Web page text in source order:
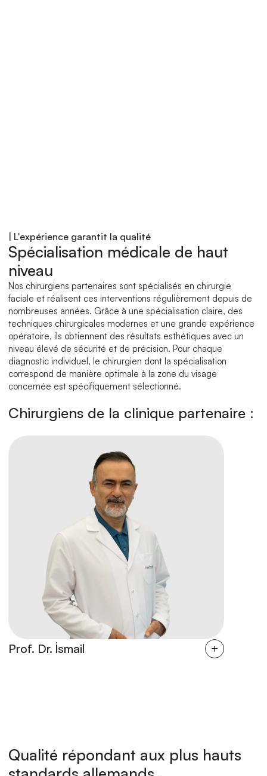
Lifting du visage par des
chirurgiens spécialisés
| L'expérience garantit la qualité
Spécialisation médicale de haut
niveau
Nos chirurgiens partenaires sont spécialisés en chirurgie
faciale et réalisent ces interventions régulièrement depuis de
nombreuses années. Grâce à une spécialisation claire, des
techniques chirurgicales modernes et une grande expérience
opératoire, ils obtiennent des résultats esthétiques avec un
niveau élevé de sécurité et de précision. Pour chaque
diagnostic individuel, le chirurgien dont la spécialisation
correspond de manière optimale à la zone du visage
concernée est spécifiquement sélectionné.
Chirurgiens de la clinique partenaire :
Prof. Dr. İsmail
Qualité répondant aux plus hauts